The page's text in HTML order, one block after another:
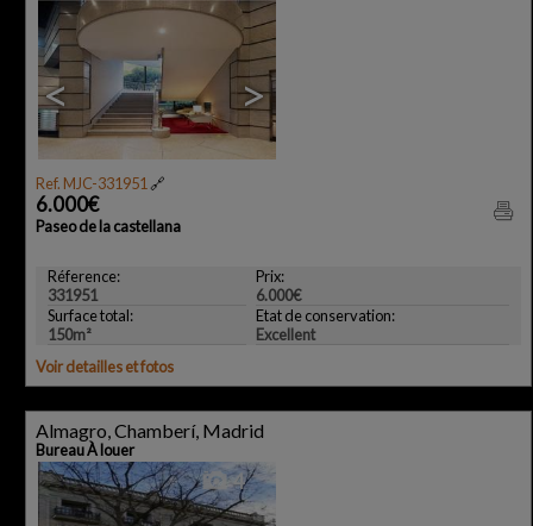
< >
Ref. MJC-331951 🔗
6.000€
Paseo de la castellana
Réference:
331951
Prix:
6.000€
Surface total:
150m²
Etat de conservation:
Excellent
Voir detailles et fotos
Almagro, Chamberí, Madrid
Bureau À louer
4